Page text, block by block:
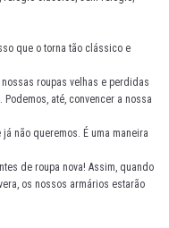
que o torna tão clássico e
roupas velhas e perdidas
até, convencer a nossa
não queremos. É uma maneira
de roupa nova! Assim, quando
os nossos armários estarão